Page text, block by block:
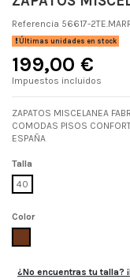
Referencia 56617-
Últimas unidades en stock
199,00 €
Impuestos incluidos
ZAPATOS MISCELANEA
COMODAS PISOS
ESPAÑA
Talla
40
Color
¿No encuentras tu talla?